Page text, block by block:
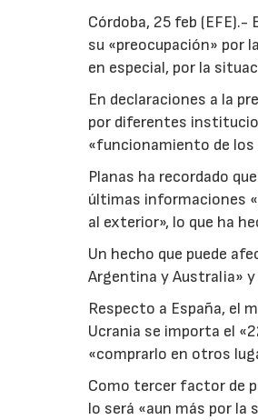
Córdoba, 25 feb
su «preocupación» por
en especial, por la
En declaraciones a la
por diferentes
«funcionamiento de los
Planas ha recordado
últimas informaciones
al exterior», lo que ha
Un hecho que puede
Argentina y Australia»
Respecto a España, el
Ucrania se importa el
«comprarlo en otros
Como tercer factor de
lo será «aun más por la